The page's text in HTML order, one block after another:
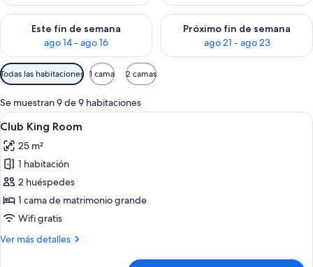
Este fin de semana
ago 14 - ago 16
Consulta la disponibilidad para este fin de semana, ago 14 -
Próximo fin de semana
ago 21 - ago 23
Consulta la disponibilidad
Filtros
disponibles
para
las
habitaciones
Todas las habitaciones 1 cama 2 camas
Se muestran 9 de 9 habitaciones
Abrir
todas
las
fotos
de
Club
King
Habitación de hotel con una cama
5
Club King Room
25 m²
1 habitación
2 huéspedes
1 cama de matrimonio grande
Wifi gratis
Ver más detalles
Más